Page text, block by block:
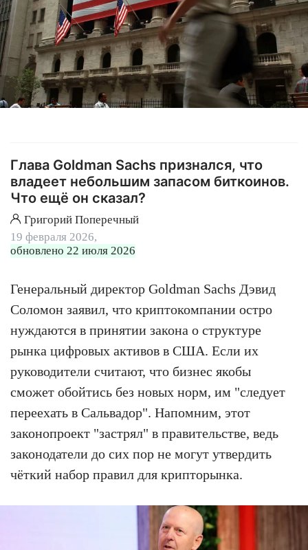
Глава Goldman Sachs признался, что
владеет небольшим запасом биткоинов.
Что ещё он сказал?
Григорий Поперечный
19 февраля 2026,
обновлено 22 июля 2026
Генеральный директор Goldman Sachs Дэвид
Соломон заявил, что криптокомпании остро
нуждаются в принятии закона о структуре
рынка цифровых активов в США. Если их
руководители считают, что бизнес якобы
сможет обойтись без новых норм, им "следует
переехать в Сальвадор". Напомним, этот
законопроект "застрял" в правительстве, ведь
законодатели до сих пор не могут утвердить
чёткий набор правил для крипторынка.